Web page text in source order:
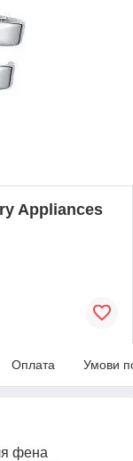
Appliances
Оплата Умови
фена